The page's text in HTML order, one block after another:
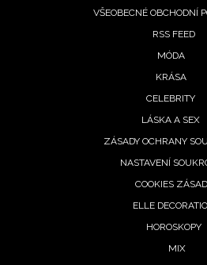
VŠEOBECNÉ OBCHODNÍ
RSS FEED
MÓDA
KRÁSA
CELEBRITY
LÁSKA A SEX
ZÁSADY OCHRANY
NASTAVENÍ
COOKIES
ELLE
HOROSKOPY
MIX